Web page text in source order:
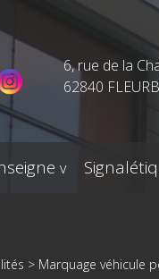
6, rue de la
62840
> Marquage véhicule